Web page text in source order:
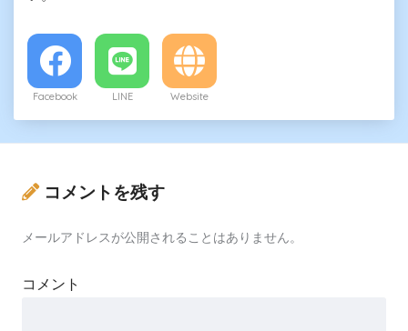
Facebook LINE Website
コメントを残す
メールアドレスが公開されることはありません。
コメント